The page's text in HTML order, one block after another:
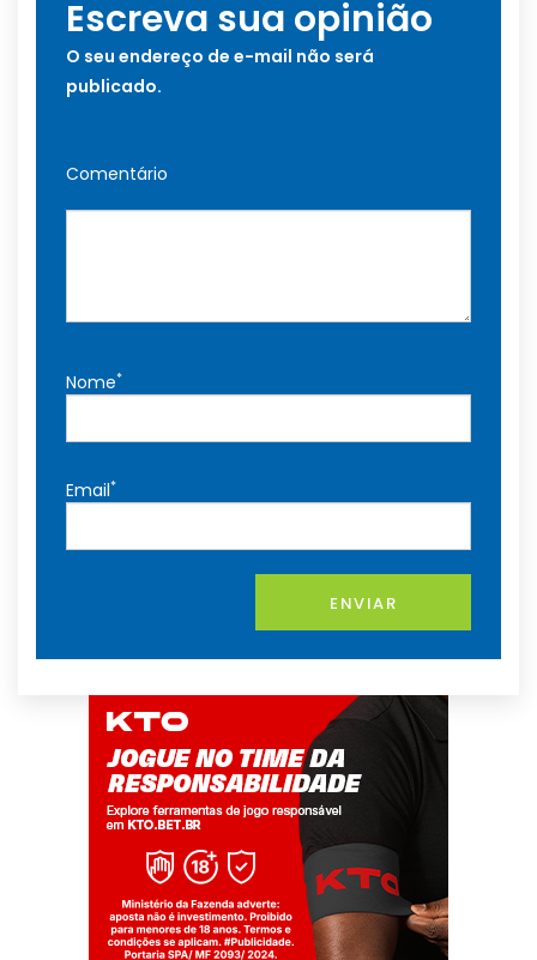
Escreva sua opinião
O seu endereço de e-mail não será
publicado.
Comentário
Nome*
Email*
ENVIAR